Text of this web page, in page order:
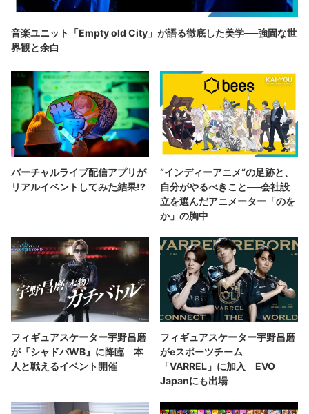
音楽ユニット「Empty old City」が語る徹底した美学──強固な世
界観と余白
バーチャルライブ配信アプリが
リアルイベントしてみた結果!?
“インディーアニメ“の足跡と、
自分がやるべきこと──会社設
立を選んだアニメーター「のを
か」の胸中
フィギュアスケーター宇野昌磨
が『シャドバWB』に降臨 本
人と戦えるイベント開催
フィギュアスケーター宇野昌磨
がeスポーツチーム
「VARREL」に加入 EVO
Japanにも出場